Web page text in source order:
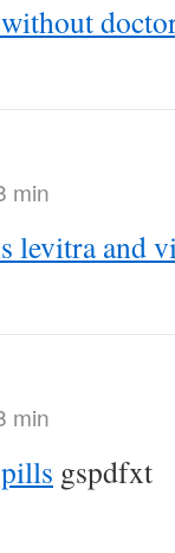
min
levitra and
min
gspdfxt